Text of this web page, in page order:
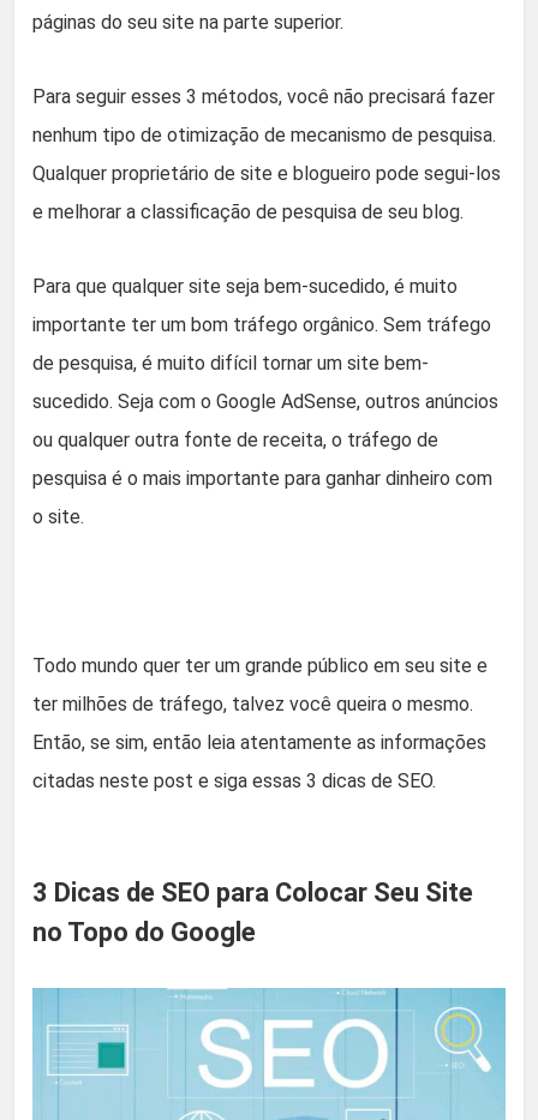
páginas do seu site na parte superior.
Para seguir esses 3 métodos, você não precisará fazer
nenhum tipo de otimização de mecanismo de pesquisa.
Qualquer proprietário de site e blogueiro pode segui-los
e melhorar a classificação de pesquisa de seu blog.
Para que qualquer site seja bem-sucedido, é muito
importante ter um bom tráfego orgânico. Sem tráfego
de pesquisa, é muito difícil tornar um site bem-
sucedido. Seja com o Google AdSense, outros anúncios
ou qualquer outra fonte de receita, o tráfego de
pesquisa é o mais importante para ganhar dinheiro com
o site.
Todo mundo quer ter um grande público em seu site e
ter milhões de tráfego, talvez você queira o mesmo.
Então, se sim, então leia atentamente as informações
citadas neste post e siga essas 3 dicas de SEO.
3 Dicas de SEO para Colocar Seu Site
no Topo do Google